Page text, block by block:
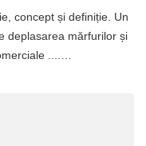
concept și definiție. Un
deplasarea mărfurilor și
....…